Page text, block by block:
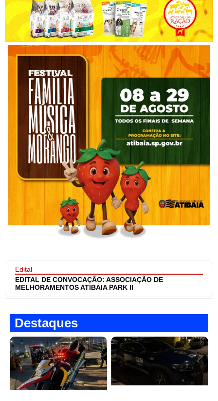
Edital
EDITAL DE CONVOCAÇÃO: ASSOCIAÇÃO DE
MELHORAMENTOS ATIBAIA PARK II
Destaques